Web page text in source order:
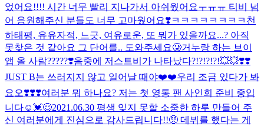
었어요!!!! 시간 너무 빨리 지나가서 아쉬웠어요ㅜㅠㅠ 티비 넘
어 응원해주신 분들도 너무 고마웠어요❣️ㅋㅋㅋㅋㅋㅋㅋㅋ 천
하태평, 유유자적, 느긋, 여유로운, 또 뭐가 있을까요...? 아직
못찾은 것 같아요 그 단어를.. 도와주세요🥲거누랑 하는 브이
앱 올 사람?????❣️음중에 저스트비가 나타났다?!?!?!?!💥💥❣️❣️
JUST B는 쓰러지지 않고 일어날 때야❤️❤️우리 조금 있다가 봐
요오❣️❣️❣️여러분 뭐 하나요? 저는 첫 영통 팬 사인회 준비 중입
니다☺️💓😌2021.06.30 평생 잊지 못할 소중한 하루 만들어 주
신 여러분에게 진심으로 감사드립니다!!🥺 데뷔를 했다는 게